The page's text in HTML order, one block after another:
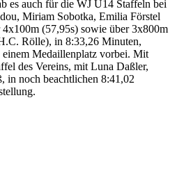
es auch für die WJ U14 Staffeln bei
Miriam Sobotka, Emilia Förstel
(57,95s) sowie über 3x800m
Rölle), in 8:33,26 Minuten,
einem Medaillenplatz vorbei. Mit
des Vereins, mit Luna Daßler,
noch beachtlichen 8:41,02